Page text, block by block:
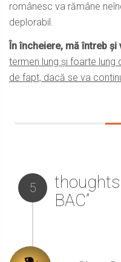
românesc va rămâne
deplorabil.
În încheiere, mă întreb și
termen lung și foarte
de fapt, dacă se va
5
thoughts
BAC”